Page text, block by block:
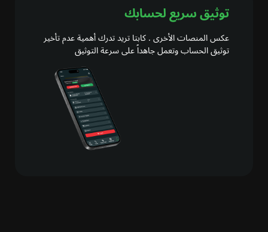
توثيق سريع لحسابك
عكس المنصات الأخرى . كابتا تريد تدرك أهمية عدم تأخير
توثيق الحساب وتعمل جاهداً على سرعة التوثيق